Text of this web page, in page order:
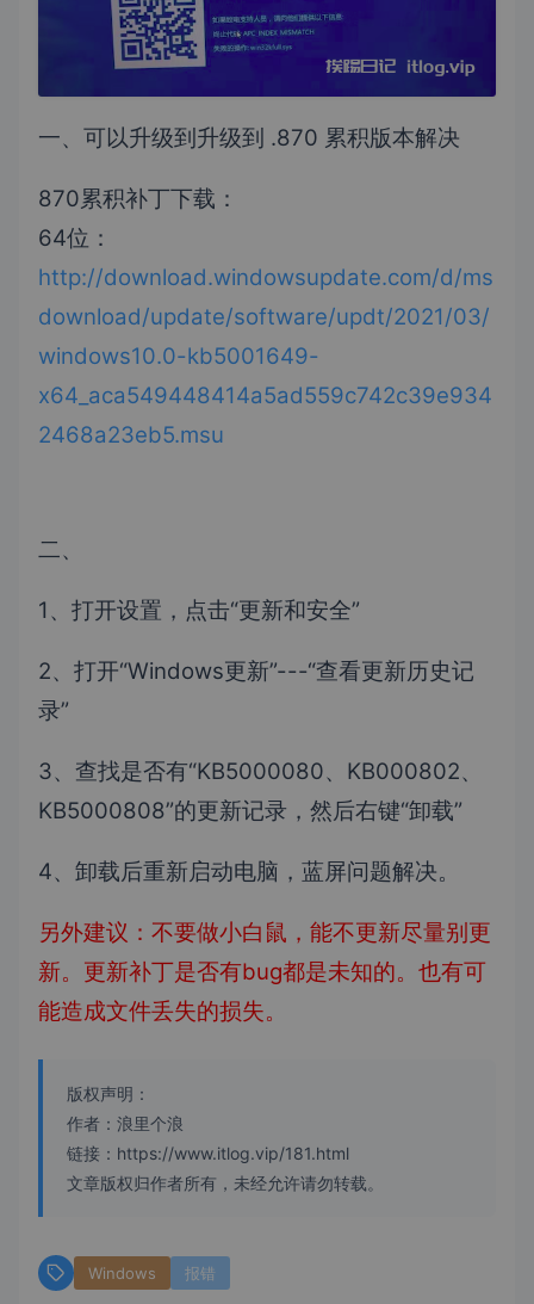
一、可以升级到升级到 .870 累积版本解决
870累积补丁下载：
64位：
http://download.windowsupdate.com/d/ms
download/update/software/updt/2021/03/
windows10.0-kb5001649-
x64_aca549448414a5ad559c742c39e934
2468a23eb5.msu
二、
1、打开设置，点击“更新和安全”
2、打开“Windows更新”---“查看更新历史记
录”
3、查找是否有“KB5000080、KB000802、
KB5000808”的更新记录，然后右键“卸载”
4、卸载后重新启动电脑，蓝屏问题解决。
另外建议：不要做小白鼠，能不更新尽量别更
新。更新补丁是否有bug都是未知的。也有可
能造成文件丢失的损失。
版权声明：
作者：浪里个浪
链接：https://www.itlog.vip/181.html
文章版权归作者所有，未经允许请勿转载。
Windows 报错